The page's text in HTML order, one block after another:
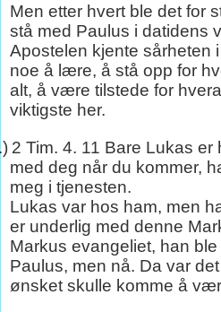
Men etter hvert ble det for
stå med Paulus i datidens
Apostelen kjente sårheten
noe å lære, å stå opp for
alt, å være tilstede for
viktigste her.
2 Tim. 4. 11 Bare Lukas er
med deg når du kommer,
meg i tjenesten.
Lukas var hos ham, men
er underlig med denne
Markus evangeliet, han
Paulus, men nå. Da var
ønsket skulle komme å